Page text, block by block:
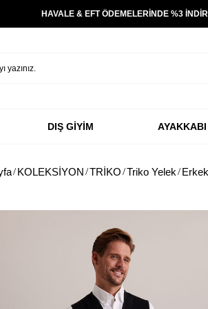
HAVALE & EFT ÖDEMELERİNDE %3
DIŞ GİYİM AYAKKABI
KOLEKSİYON TRİKO Triko Yelek